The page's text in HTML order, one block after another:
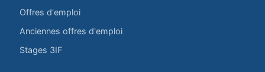
Offres d'emploi
Anciennes offres d'emploi
Stages 3IF